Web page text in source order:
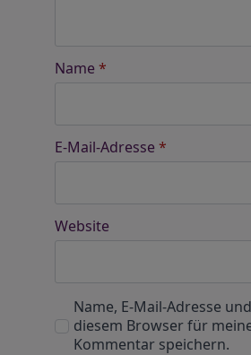
Name *
E-Mail-Adresse *
Website
Name, E-Mail-Adresse
diesem Browser für
Kommentar speichern.